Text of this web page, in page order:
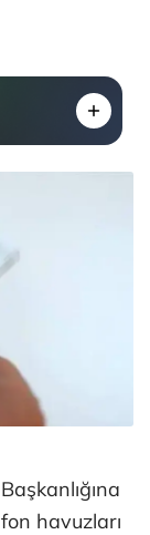
havuzları